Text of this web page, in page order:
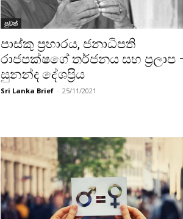
පුවත්
පාස්කු ප්‍රහාරය, ජනාධිපති
රාජපක්ෂගේ තර්ජනය සහ ප්‍රලාප
සුනන්ද දේශප්‍රිය
Sri Lanka Brief - 25/11/2021